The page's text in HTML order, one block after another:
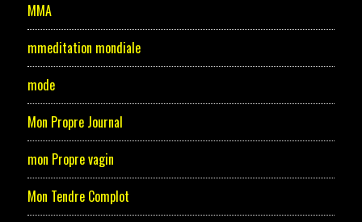
MMA
mmeditation mondiale
mode
Mon Propre Journal
mon Propre vagin
Mon Tendre Complot